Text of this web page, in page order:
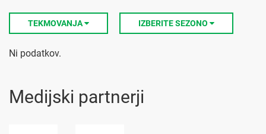
TEKMOVANJA IZBERITE SEZONO
Ni podatkov.
Medijski partnerji